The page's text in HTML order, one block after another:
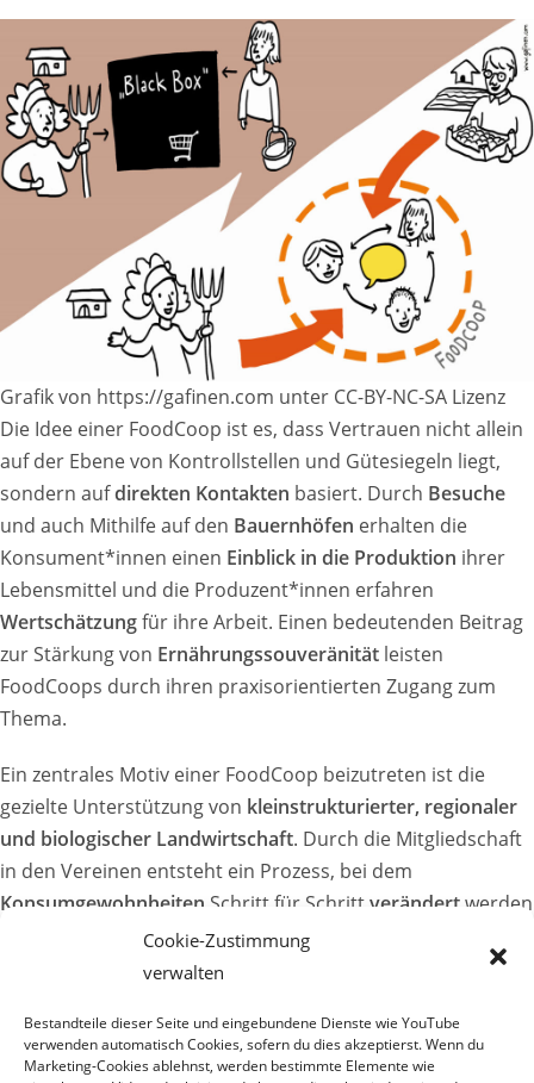
Cookie-Zustimmung
verwalten
Bestandteile dieser Seite und eingebundene Dienste wie YouTube
verwenden automatisch Cookies, sofern du dies akzeptierst. Wenn du
Marketing-Cookies ablehnst, werden bestimmte Elemente wie
Grafik von https://gafinen.com unter CC-BY-NC-SA Lizenz
Die Idee einer FoodCoop ist es, dass Vertrauen nicht allein
auf der Ebene von Kontrollstellen und Gütesiegeln liegt,
sondern aufdirekten Kontakten basiert. Durch Besuche
und auch Mithilfe auf den Bauernhöfen erhalten die
Konsument*innen einen Einblick in die Produktion ihrer
Lebensmittel und die Produzent*innen erfahren
Wertschätzungfür ihre Arbeit. Einen bedeutenden Beitrag
zur Stärkung von Ernährungssouveränität leisten
FoodCoops durch ihren praxisorientierten Zugang zum
Thema.
Ein zentrales Motiv einer FoodCoop beizutreten ist die
gezielte Unterstützung von kleinstrukturierter, regionaler
und biologischer Landwirtschaft. Durch die Mitgliedschaft
in den Vereinen entsteht ein Prozess, bei dem
Konsumgewohnheiten Schritt für Schrittverändertwerden
Wissen gemeinsam gesammelt
FoodCoops sind durch ihre Organisationsform nicht nur
Mitglieder nehmen, neben den Lebensmitteln, auch
Informationen und Erfahrungenmit nach Hause.